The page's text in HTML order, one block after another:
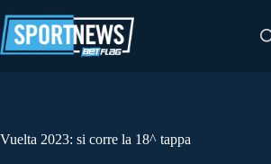
al
contenuto
Vuelta 2023: si corre la 18^ tappa